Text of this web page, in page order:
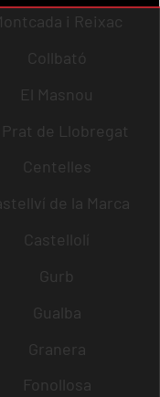
i Reixac
Collbató
El Masnou
Prat de Llobregat
Centelles
de la Marca
Castellolí
Gurb
Gualba
Granera
Fonollosa